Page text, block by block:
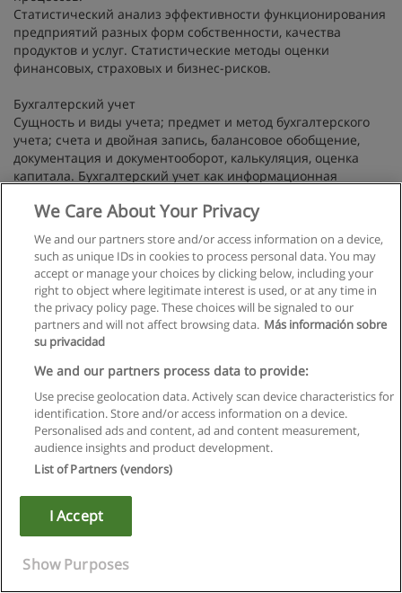
Статистический анализ эффективности функционирования
предприятий разных форм собственности, качества
продуктов и услуг. Статистические методы оценки
финансовых, страховых и бизнес-рисков.
Бухгалтерский учет
Сущность и виды учета; предмет и метод бухгалтерского
учета; счета и двойная запись, балансовое обобщение,
документация и документооборот, калькуляция, оценка
капитала. Бухгалтерский учет как информационная
Международная система финансовой (бухгалтерской)
национальных моделей учета: российской,
североамериканской ( YAAP ), континентальной и др..
Финансовый учет: цели, концепции и принципы. Учет
основных средств и нематериальных активов; учет
материальных оборотных активов; учет заработной платы;
учет денежных средств; учет текущих обязательств и
услуг); учет реализации продукции (работ, услуг); учет
финансовых результатов от реализации продукции (работ,
услуг) и распределения прибыли; учет финансовых
вложений; состав и содержание бухгалтерской
(финансовой) отчетности.
Цели и концепции управленческого учета, организация
управленческого учета в зависимости от технологии и
организации производства, основы калькулирования
себестоимости продукции, модели формирования
издержек в управленческом учете.
Финансы и кредит Сущность и функции денег, виды денег,
основные этапы эволюции денег, формы эмиссии денег,
We Care About Your Privacy
We and our partners store and/or access information on a device,
such as unique IDs in cookies to process personal data. You may
accept or manage your choices by clicking below, including your
right to object where legitimate interest is used, or at any time in
the privacy policy page. These choices will be signaled to our
partners and will not affect browsing data. Más información sobre
su privacidad
We and our partners process data to provide:
Use precise geolocation data. Actively scan device characteristics for
identification. Store and/or access information on a device.
Personalised ads and content, ad and content measurement,
audience insights and product development.
List of Partners (vendors)
I Accept
Show Purposes